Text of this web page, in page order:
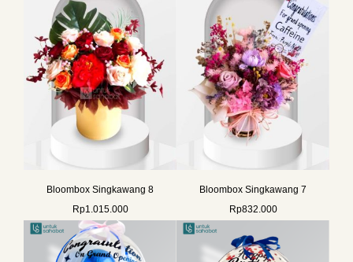
Bloombox Singkawang 8
Rp1.015.000
Bloombox Singkawang 7
Rp832.000